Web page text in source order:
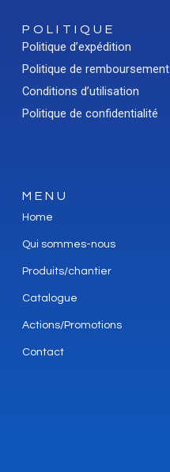
POLITIQUE
Politique d’expédition
Politique de remboursement
Conditions d’utilisation
Politique de confidentialité
MENU
Home
Qui sommes-nous
Produits/chantier
Catalogue
Actions/Promotions
Contact